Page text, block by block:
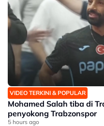
VIDEO TERKINI & POPULAR
Mohamed Salah tiba di
penyokong Trabzonspor
5 hours ago